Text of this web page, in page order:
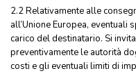
2.2 Relativamente alle
all’Unione Europea, eventuali
carico del destinatario. Si
preventivamente le autorità
costi e gli eventuali limiti di